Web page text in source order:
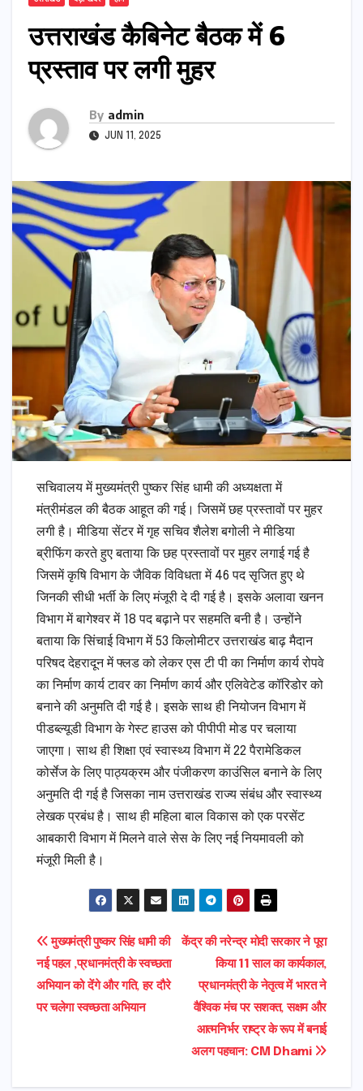
उत्तराखंड कैबिनेट बैठक में 6
प्रस्ताव पर लगी मुहर
By admin
JUN 11, 2025
सचिवालय में मुख्यमंत्री पुष्कर सिंह धामी की अध्यक्षता में
मंत्रीमंडल की बैठक आहूत की गई। जिसमें छह प्रस्तावों पर मुहर
लगी है। मीडिया सेंटर में गृह सचिव शैलेश बगोली ने मीडिया
ब्रीफिंग करते हुए बताया कि छह प्रस्तावों पर मुहर लगाई गई है
जिसमें कृषि विभाग के जैविक विविधता में 46 पद सृजित हुए थे
जिनकी सीधी भर्ती के लिए मंजूरी दे दी गई है। इसके अलावा खनन
विभाग में बागेश्वर में 18 पद बढ़ाने पर सहमति बनी है। उन्होंने
बताया कि सिंचाई विभाग में 53 किलोमीटर उत्तराखंड बाढ़ मैदान
परिषद देहरादून में फ्लड को लेकर एस टी पी का निर्माण कार्य रोपवे
का निर्माण कार्य टावर का निर्माण कार्य और एलिवेटेड कॉरिडोर को
बनाने की अनुमति दी गई है। इसके साथ ही नियोजन विभाग में
पीडब्ल्यूडी विभाग के गेस्ट हाउस को पीपीपी मोड पर चलाया
जाएगा। साथ ही शिक्षा एवं स्वास्थ्य विभाग में 22 पैरामेडिकल
कोर्सेज के लिए पाठ्यक्रम और पंजीकरण काउंसिल बनाने के लिए
अनुमति दी गई है जिसका नाम उत्तराखंड राज्य संबंध और स्वास्थ्य
लेखक प्रबंध है। साथ ही महिला बाल विकास को एक परसेंट
आबकारी विभाग में मिलने वाले सेस के लिए नई नियमावली को
मंजूरी मिली है।
Post
navigation
केंद्र की नरेन्द्र मोदी सरकार ने पूरा
किया 11 साल का कार्यकाल,
प्रधानमंत्री के नेतृत्व में भारत ने
वैश्विक मंच पर सशक्त, सक्षम और
आत्मनिर्भर राष्ट्र के रूप में बनाई
अलग पहचान: CM Dhami
मुख्यमंत्री पुष्कर सिंह धामी की
नई पहल ,प्रधानमंत्री के स्वच्छता
अभियान को देंगे और गति, हर दौरे
पर चलेगा स्वच्छता अभियान